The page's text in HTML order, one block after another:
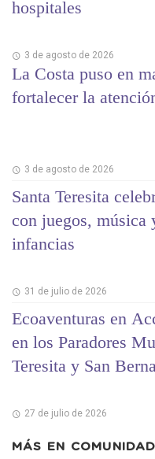
hospitales
3 de agosto de 2026
La Costa puso en
fortalecer la
3 de agosto de 2026
Santa Teresita
con juegos, música
infancias
31 de julio de 2026
Ecoaventuras en
en los Paradores
Teresita y San
27 de julio de 2026
MÁS EN COMUNIDAD